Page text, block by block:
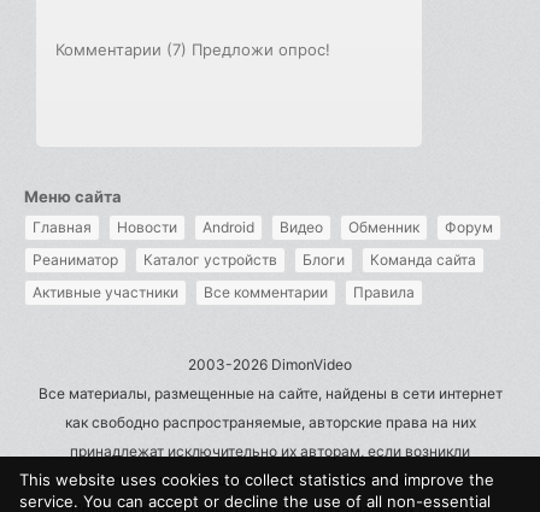
Комментарии (7) Предложи опрос!
Меню сайта
Главная Новости Android Видео Обменник
Форум
Реаниматор
Каталог устройств Блоги
Команда сайта
Активные участники
Все комментарии Правила
2003-2026 DimonVideo
Все материалы, размещенные на сайте, найдены в сети интернет
как свободно распространяемые, авторские права на них
принадлежат исключительно их авторам, если возникли
претензии - пишите на admin@dimonvideo.ru
This website uses cookies to collect statistics and improve the
service. You can accept or decline the use of all non-essential